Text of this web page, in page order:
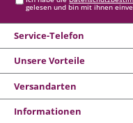
gelesen und bin mit ihnen
Service-Telefon
Unsere Vorteile
Versandarten
Informationen